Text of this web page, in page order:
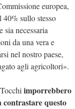
europea,
40% sullo stesso
necessaria
da una vera e
nel nostro paese,
agli agricoltori».
imporrebbero
contrastare questo